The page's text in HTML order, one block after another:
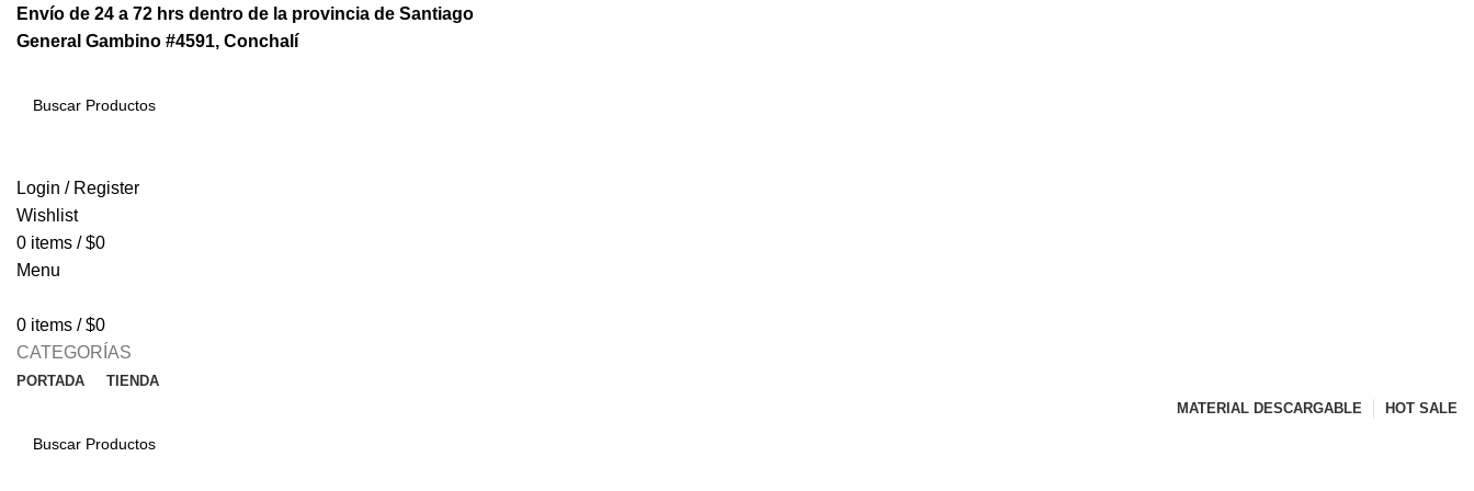
Envío de 24 a 72 hrs dentro de la provincia de Santiago
General Gambino #4591, Conchalí
Login / Register
Wishlist
0 items / $0
Menu
0 items / $0
CATEGORÍAS
PORTADA
TIENDA
MATERIAL DESCARGABLE
HOT SALE